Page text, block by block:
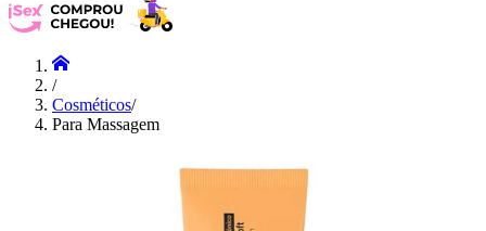
/
Cosméticos/
Para Massagem